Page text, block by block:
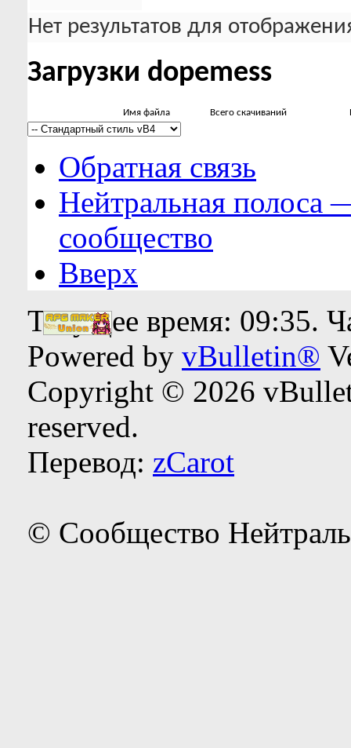
Нет результатов для
Загрузки dopemess
Имя файла Всего скачиваний
Обратная связь
Нейтральная полоса
сообщество
Вверх
Текущее время: 09:35.
Powered by vBulletin®
Copyright © 2026
reserved.
Перевод: zCarot
© Сообщество